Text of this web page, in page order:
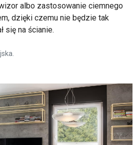
albo zastosowanie ciemnego
dzięki czemu nie będzie tak
się na ścianie.